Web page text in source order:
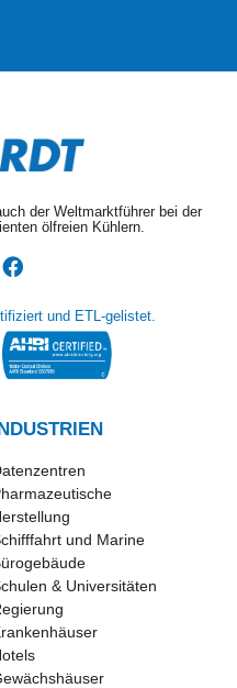
der Weltmarktführer bei der
ölfreien Kühlern.
und ETL-gelistet.
und Marine
& Universitäten